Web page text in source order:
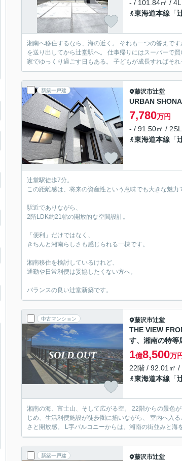
- / 101.84㎡ /
東海道本線 「
湘南へ移住するなら、海の近く。 それも一つの答えですが、家族で暮らすなら、毎日の過ごしやすさも大切にしたい。 朝は家族で朝食をとり、子ども
を送り出してから辻堂駅へ。 仕事帰りにはスーパーで買い物をして、家に帰れば約19帖のLDKに家族が集まる。 休日は海まで出かける日もあれば、
家でゆっくり過ごす日もある。
新築一戸建 藤沢市辻堂
URBAN
7,780万円
- / 91.50㎡ /
東海道本線 「
辻堂駅徒歩7分。
この距離感は、将来の資産性という意味でも大きな魅力
駅近でありながら、
2階LDK約21帖の開放的な空間設計。
「便利」だけではなく、
きちんと湘南らしさも感じられる一棟です。
湘南移住を検討しているけれど、
通勤や日常利便は妥協したくない方へ。
バランスの良い辻堂新築です。
中古マンション 藤沢市辻堂
THE VIEW
す、湘南の特等
1億8,500万
22階 / 92.01㎡
東海道本線 「
湘南の海、富士山、そして広がる空。 22階からの景色が、毎日の暮らしを
じめ、生活利便施設が徒歩圏に揃いながら、 室内へ入ると、まる
さと開放感。 L字バルコニーからは、湘南の街並みと
新築一戸建 藤沢市辻堂